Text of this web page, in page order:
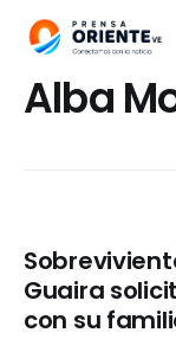
Alba
Guaira
con su